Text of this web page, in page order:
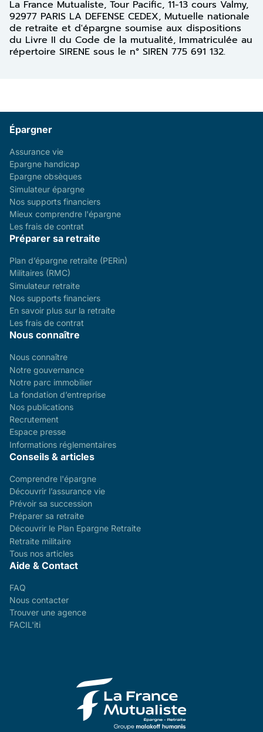
La France Mutualiste, Tour Pacific, 11-13 cours Valmy,
92977 PARIS LA DEFENSE CEDEX, Mutuelle nationale
de retraite et d'épargne soumise aux dispositions
du Livre II du Code de la mutualité, Immatriculée au
répertoire SIRENE sous le n° SIREN 775 691 132.
Épargner
Assurance vie
Epargne handicap
Epargne obsèques
Simulateur épargne
Nos supports financiers
Mieux comprendre l'épargne
Les frais de contrat
Préparer sa retraite
Plan d’épargne retraite (PERin)
Militaires (RMC)
Simulateur retraite
Nos supports financiers
En savoir plus sur la retraite
Les frais de contrat
Nous connaître
Nous connaître
Notre gouvernance
Notre parc immobilier
La fondation d’entreprise
Nos publications
Recrutement
Espace presse
Informations réglementaires
Conseils & articles
Comprendre l'épargne
Découvrir l’assurance vie
Prévoir sa succession
Préparer sa retraite
Découvrir le Plan Epargne Retraite
Retraite militaire
Tous nos articles
Aide & Contact
FAQ
Nous contacter
Trouver une agence
FACIL'iti